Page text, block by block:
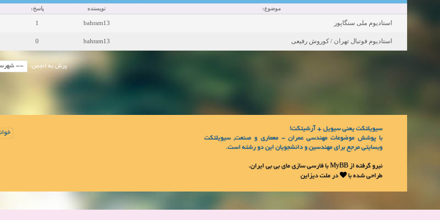
موضوع: نویسنده پاسخ:
استادیوم ملی سنگاپور bahram13
1
استادیوم فوتبال تهران / كوروش رفیعی bahram13
0
پرش به انجمن:
سیویلتکت یعنی سیویل + آرشیتکت!
با پوشش موضوعات مهندسی عمران - معماری و صنعت, سیویلتکت
وبسایتی مرجع برای مهندسین و دانشجویان این دو رشته است.
نیرو گرفته ازMyBB با فارسی سازیمای بی بی ایران.
طراحی شده با
درملت دیزاین